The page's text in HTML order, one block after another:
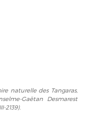
naturelle des Tangaras,
Gaëtan Desmarest
2139).